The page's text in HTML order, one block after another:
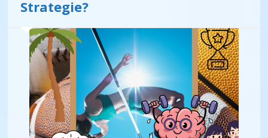
Strategie?